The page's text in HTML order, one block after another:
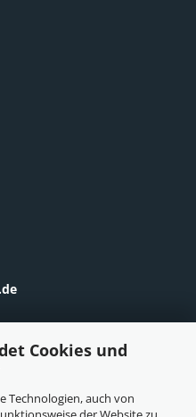
Cookies und
Technologien, auch von